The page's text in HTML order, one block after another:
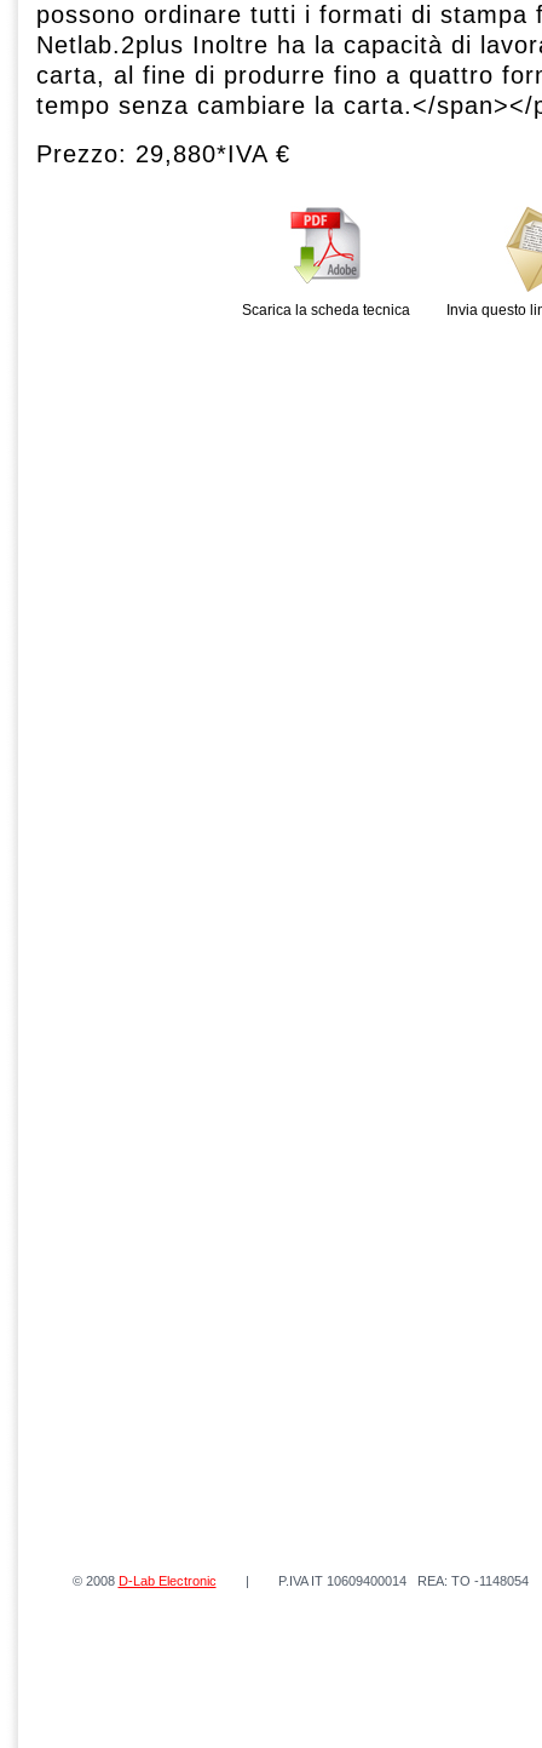
possono ordinare tutti i formati di stampa
Netlab.2plus Inoltre ha la capacità di
carta, al fine di produrre fino a quattro
tempo senza cambiare la carta.</
Prezzo: 29,880*IVA €
Scarica la scheda tecnica Invia questo
© 2008 D-Lab Electronic | P.IVA IT 10609400014 REA: TO -